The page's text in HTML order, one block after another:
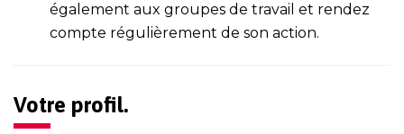
également aux groupes de travail et rendez
compte régulièrement de son action.
Votre profil.